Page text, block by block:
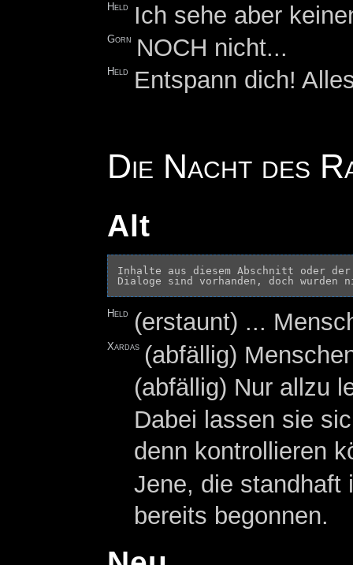
Held Ich sehe aber
Gorn NOCH nicht...
Held Entspann dich!
Die Nacht des
Alt
Inhalte aus diesem Abschnitt oder
Held (erstaunt) ...
Xardas (abfällig)
(abfällig) Nur allzu
Dabei lassen sie
denn kontrollieren
Jene, die standhaft
bereits begonnen.